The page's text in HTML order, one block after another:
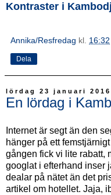
Kontraster i
Annika/Resfredag kl. 16:32
Dela
lördag 23 januari 2016
En lördag i
Internet är segt än den
hänger på ett
gången fick vi lite rabatt,
googlat i efterhand inser
dealar på nätet än det
artikel om hotellet. Jaja,